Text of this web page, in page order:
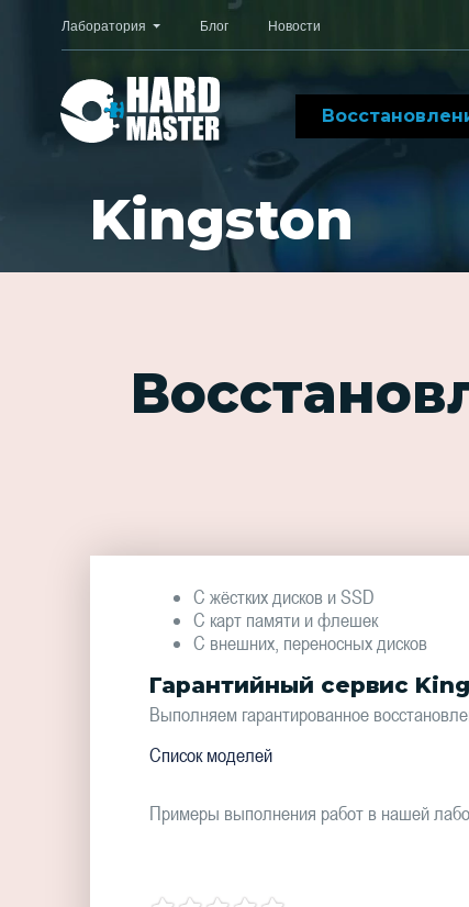
Лаборатория Блог Новости
Kingston
С жёстких дисков и SSD
С карт памяти и флешек
С внешних, переносных дисков
Гарантийный сервис
Выполняем гарантированное
Список моделей
Примеры выполнения работ в нашей